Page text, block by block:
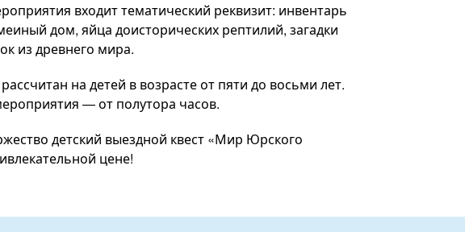
входит тематический реквизит: инвентарь
дом, яйца доисторических рептилий, загадки
из древнего мира.
на детей в возрасте от пяти до восьми лет.
— от полутора часов.
детский выездной квест «Мир Юрского
цене!